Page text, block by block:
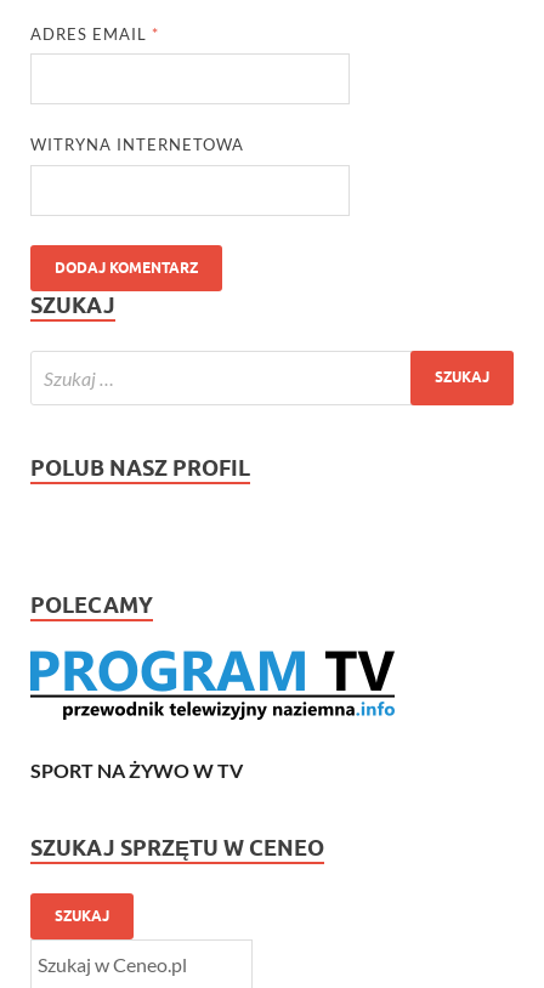
ADRES EMAIL *
WITRYNA INTERNETOWA
SZUKAJ
POLUB NASZ PROFIL
POLECAMY
SPORT NA ŻYWO W TV
SZUKAJ SPRZĘTU W CENEO
SZUKAJ